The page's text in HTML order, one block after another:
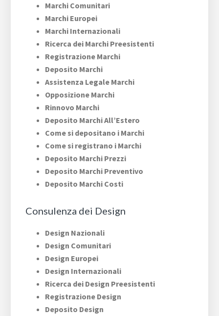
Marchi Comunitari
Marchi Europei
Marchi Internazionali
Ricerca dei Marchi Preesistenti
Registrazione Marchi
Deposito Marchi
Assistenza Legale Marchi
Opposizione Marchi
Rinnovo Marchi
Deposito Marchi All’Estero
Come si depositano i Marchi
Come si registrano i Marchi
Deposito Marchi Prezzi
Deposito Marchi Preventivo
Deposito Marchi Costi
Consulenza dei Design
Design Nazionali
Design Comunitari
Design Europei
Design Internazionali
Ricerca dei Design Preesistenti
Registrazione Design
Deposito Design